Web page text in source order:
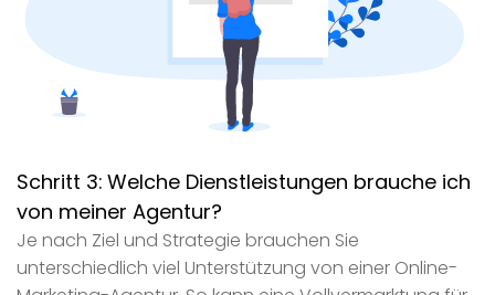
Schritt 3: Welche Dienstleistungen brauche ich
von meiner Agentur?
Je nach Ziel und Strategie brauchen Sie
unterschiedlich viel Unterstützung von einer Online-